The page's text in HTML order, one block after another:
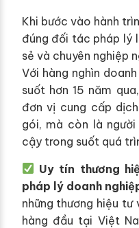
Khi bước vào hành
đúng đối tác pháp lý
sẻ và chuyên nghiệp
Với hàng nghìn
suốt hơn 15 năm
đơn vị cung cấp
gói, mà còn là
cậy trong suốt quá
Uy tín thương
pháp lý doanh
những thương hiệu
hàng đầu tại Việt